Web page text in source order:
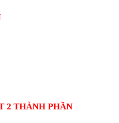
2 THÀNH PHẦN